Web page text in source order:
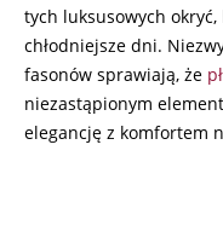
tych luksusowych
chłodniejsze dni.
fasonów sprawiają, że
niezastąpionym
elegancję z komfortem